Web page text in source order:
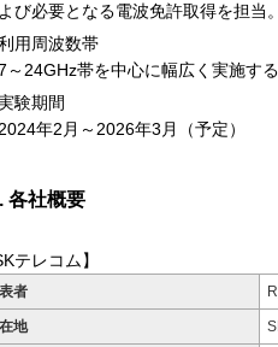
よび必要となる電波免許取得を担当。
用周波数帯
～24GHz帯を中心に幅広く実施す
験期間
2024年2月～2026年3月（予定）
各社概要
テレコム】
者
地